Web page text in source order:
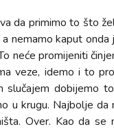
da primimo to što
nemamo kaput onda
neće promijeniti
veze, idemo i to
slučajem dobijemo
u krugu. Najbolje da
Over. Kao da se